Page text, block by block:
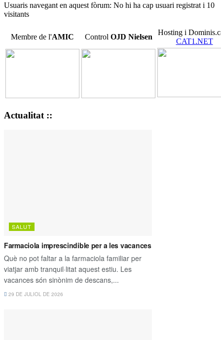
Usuaris navegant en aquest fòrum: No hi ha cap usuari registrat i 10
visitants
Membre de l'AMIC Control OJD Nielsen
Hosting i
CAT1.NET
Actualitat ::